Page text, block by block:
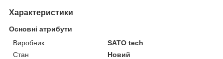
Характеристики
Основні атрибути
Виробник
SATO tech
Стан
Новий